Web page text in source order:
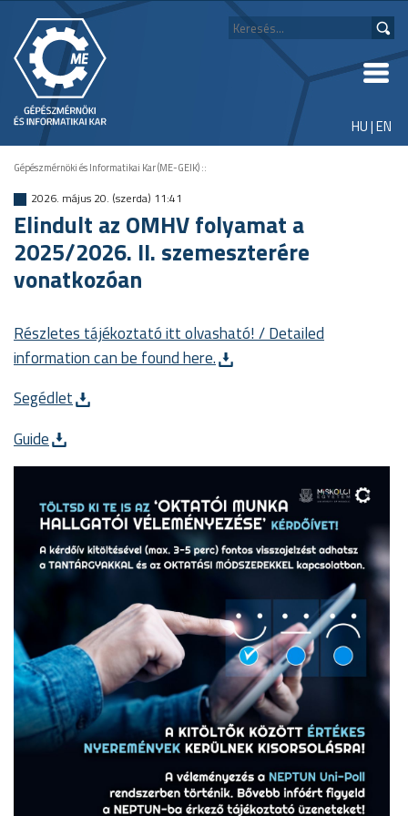
HU|EN
Gépészmérnöki és Informatikai Kar (ME-GEIK)::
2026. május 20. (szerda) 11:41
Elindult az OMHV folyamat a
2025/2026. II. szemeszterére
vonatkozóan
Részletes tájékoztató itt olvasható! / Detailed
information can be found here.
Segédlet
Guide